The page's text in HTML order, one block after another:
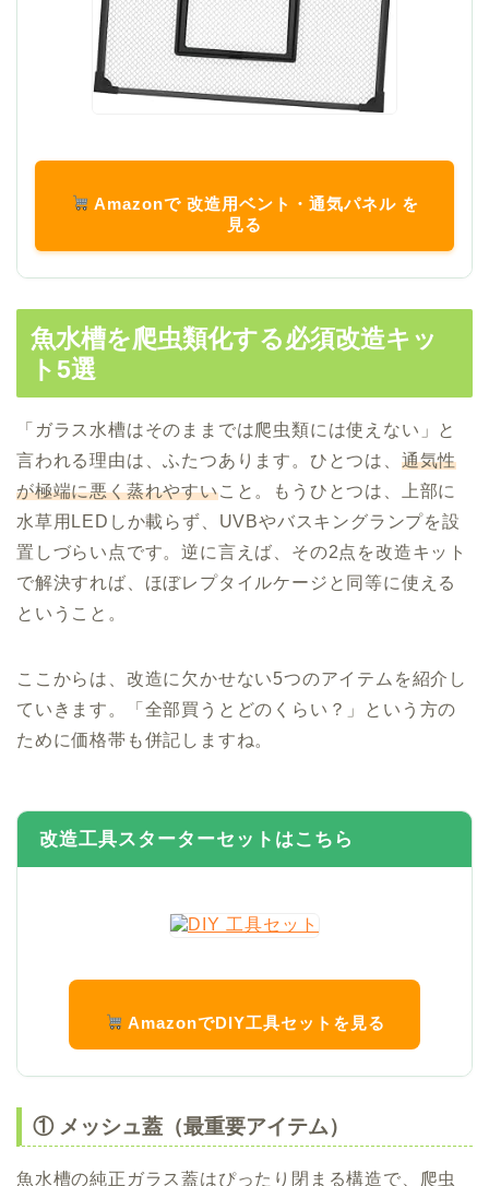
Amazonで 改造用ベント・通気パネル を
見る
魚水槽を爬虫類化する必須改造キッ
ト5選
「ガラス水槽はそのままでは爬虫類には使えない」と
言われる理由は、ふたつあります。ひとつは、 通気性
が極端に悪く蒸れやすいこと。もうひとつは、上部に
水草用LEDしか載らず、UVBやバスキングランプを設
置しづらい点です。逆に言えば、その2点を改造キット
で解決すれば、ほぼレプタイルケージと同等に使える
ということ。
ここからは、改造に欠かせない5つのアイテムを紹介し
ていきます。「全部買うとどのくらい？」という方の
ために価格帯も併記しますね。
改造工具スターターセットはこちら
AmazonでDIY工具セットを見る
① メッシュ蓋（最重要アイテム）
魚水槽の純正ガラス蓋はぴったり閉まる構造で、爬虫